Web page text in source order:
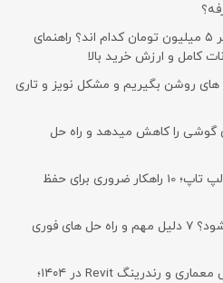
بهترین ساعت های هوشمند زیر ۵ میلیون تومان کدام اند؟ راهنمای
کامل و ارزش خرید بالا
روشن بگیریم و مشکل نویز و تاری
گوشی را کاهش میدهد و راه حل
آموزش جلوگیری از هک شدن لپ تاپ؛ 10 راهکار ضروری برای حفظ
چرا لپتاپ شما ناگهان کند می شود؟ ۷ دلیل مهم و راه حل های فوری
راهنمای خرید لپ تاپ مخصوص معماری و رندرینگ Revit در ۱۴۰۴؛